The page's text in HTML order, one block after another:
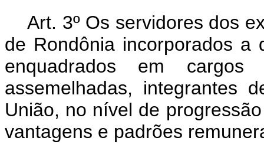
Art. 3º Os servidores dos
de Rondônia incorporados a
enquadrados em
assemelhadas, integrantes
União, no nível de
vantagens e padrões